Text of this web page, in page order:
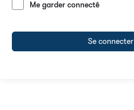
Me garder connecté
Se connecter